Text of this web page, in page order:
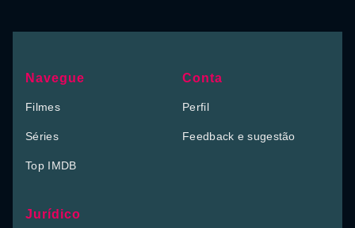
Navegue
Filmes
Séries
Top IMDB
Conta
Perfil
Feedback e sugestão
Jurídico